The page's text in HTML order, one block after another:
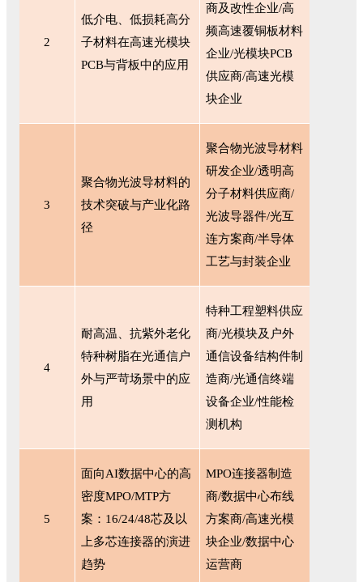
2
低介电、低损耗高分
子材料在高速光模块
PCB与背板中的应用
商及改性企业/高
频高速覆铜板材料
企业/光模块PCB
供应商/高速光模
块企业
3
聚合物光波导材料的
技术突破与产业化路
径
聚合物光波导材料
研发企业/透明高
分子材料供应商/
光波导器件/光互
连方案商/半导体
工艺与封装企业
4
耐高温、抗紫外老化
特种树脂在光通信户
外与严苛场景中的应
用
特种工程塑料供应
商/光模块及户外
通信设备结构件制
造商/光通信终端
设备企业/性能检
测机构
5
面向AI数据中心的高
密度MPO/MTP方
案：16/24/48芯及以
上多芯连接器的演进
趋势
MPO连接器制造
商/数据中心布线
方案商/高速光模
块企业/数据中心
运营商